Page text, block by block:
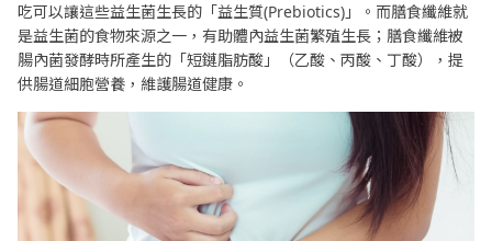
吃可以讓這些益生菌生長的「益生質(Prebiotics)」。而膳食纖維就
是益生菌的食物來源之一，有助體內益生菌繁殖生長；膳食纖維被
腸內菌發酵時所產生的「短鏈脂肪酸」（乙酸、丙酸、丁酸），提
供腸道細胞營養，維護腸道健康。